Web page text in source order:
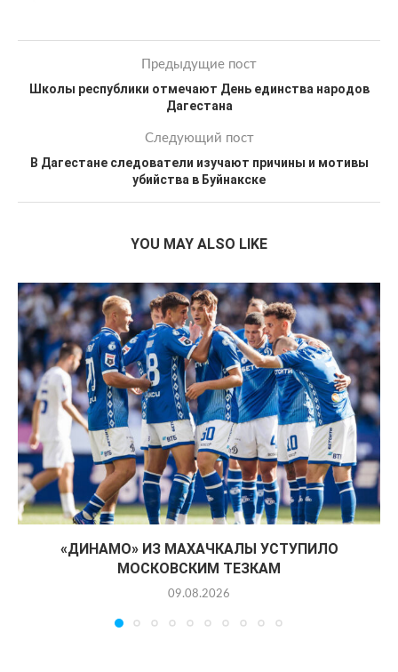
Предыдущие пост
Школы республики отмечают День единства народов
Дагестана
Следующий пост
В Дагестане следователи изучают причины и мотивы
убийства в Буйнакске
YOU MAY ALSO LIKE
«ДИНАМО» ИЗ МАХАЧКАЛЫ УСТУПИЛО
МОСКОВСКИМ ТЕЗКАМ
09.08.2026